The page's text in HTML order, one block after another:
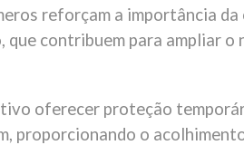
reforçam a importância
contribuem para ampliar o
oferecer proteção
proporcionando o